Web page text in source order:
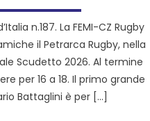
n.187. La FEMI-CZ Rugby
il Petrarca Rugby, nella
Scudetto 2026. Al termine
per 16 a 18. Il primo grande
Battaglini è per […]